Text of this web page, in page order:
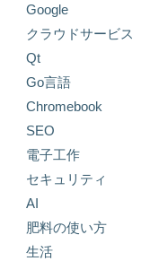
Google
クラウドサービス
Qt
Go言語
Chromebook
SEO
電子工作
セキュリティ
AI
肥料の使い方
生活